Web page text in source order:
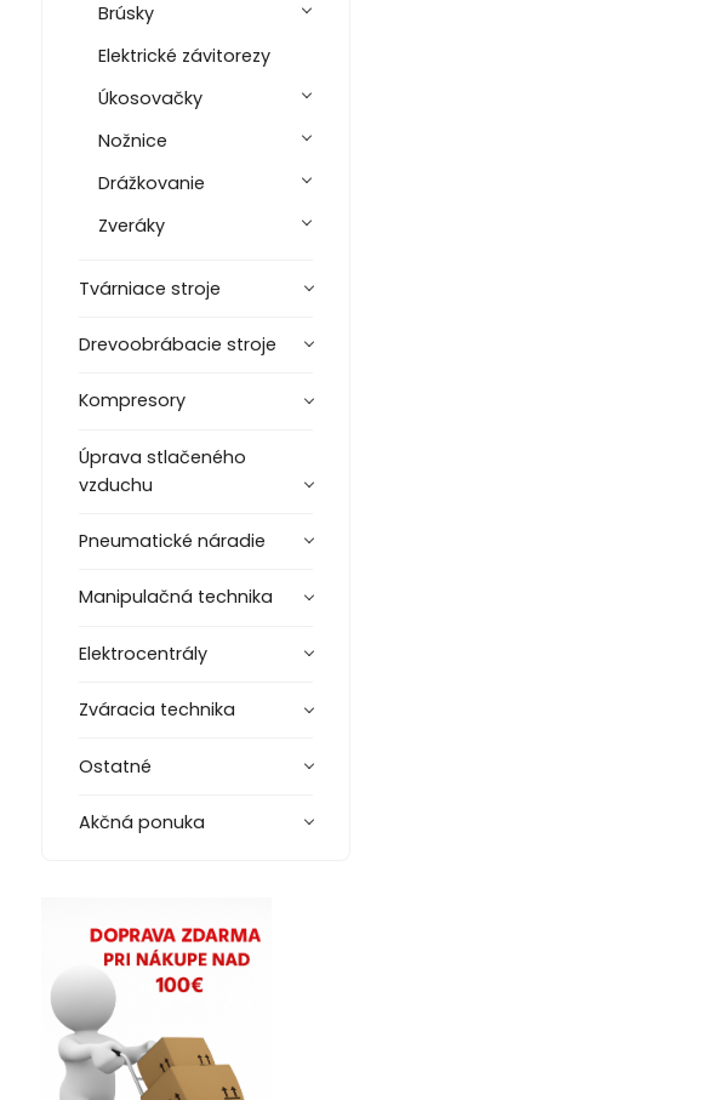
Brúsky
Elektrické závitorezy
Úkosovačky
Nožnice
Drážkovanie
Zveráky
Tvárniace stroje
Drevoobrábacie stroje
Kompresory
Úprava stlačeného
vzduchu
Pneumatické náradie
Manipulačná technika
Elektrocentrály
Zváracia technika
Ostatné
Akčná ponuka